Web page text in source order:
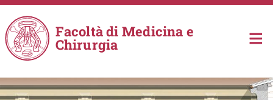
Salta al contenuto principale
Facoltà di Medicina e
Chirurgia